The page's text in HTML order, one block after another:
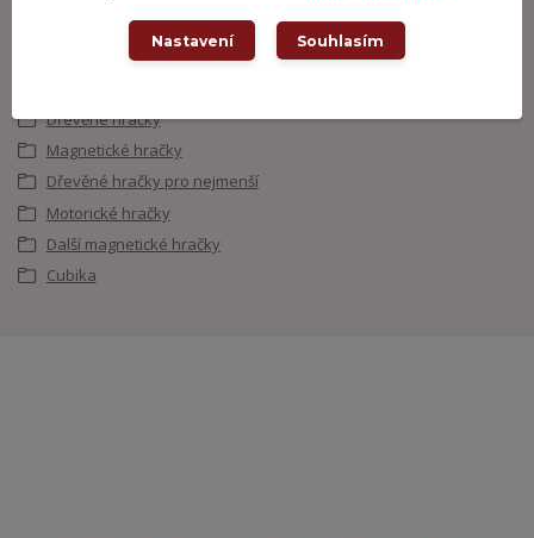
Dřevěné hračky
Magnetické hračky
Dřevěné hračky pro nejmenší
Motorické hračky
Další magnetické hračky
Cubika
Nastavení Souhlasím